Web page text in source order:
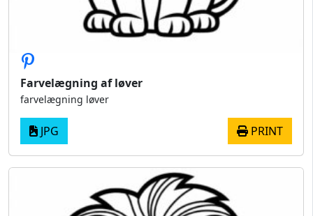
Farvelægning af løver
farvelægning løver
JPG PRINT